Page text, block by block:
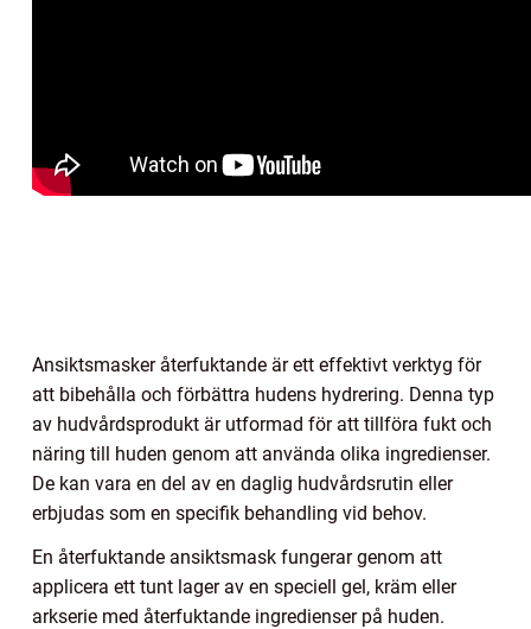
Ansiktsmasker återfuktande är ett effektivt verktyg för
att bibehålla och förbättra hudens hydrering. Denna typ
av hudvårdsprodukt är utformad för att tillföra fukt och
näring till huden genom att använda olika ingredienser.
De kan vara en del av en daglig hudvårdsrutin eller
erbjudas som en specifik behandling vid behov.
En återfuktande ansiktsmask fungerar genom att
applicera ett tunt lager av en speciell gel, kräm eller
arkserie med återfuktande ingredienser på huden.